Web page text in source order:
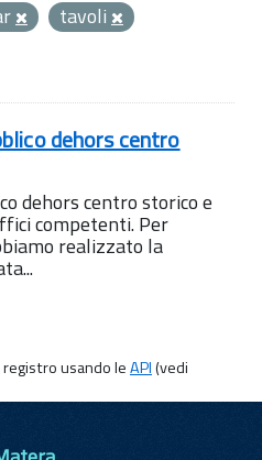
tavoli
dehors centro
dehors centro storico e
competenti. Per
realizzato la
usando leAPI(vedi